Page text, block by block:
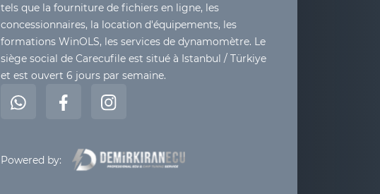
tels que la fourniture de fichiers en ligne, les
concessionnaires, la location d'équipements, les
formations WinOLS, les services de dynamomètre. Le
siège social de Carecufile est situé à Istanbul / Türkiye
et est ouvert 6 jours par semaine.
Powered by: